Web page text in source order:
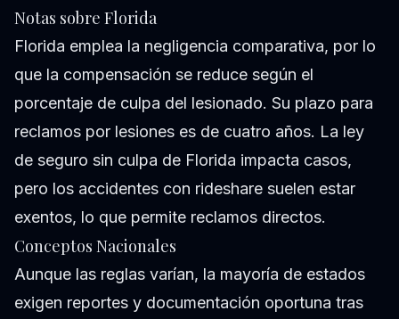
Notas sobre Florida
Florida emplea la negligencia comparativa, por lo
que la compensación se reduce según el
porcentaje de culpa del lesionado. Su plazo para
reclamos por lesiones es de cuatro años. La ley
de seguro sin culpa de Florida impacta casos,
pero los accidentes con rideshare suelen estar
exentos, lo que permite reclamos directos.
Conceptos Nacionales
Aunque las reglas varían, la mayoría de estados
exigen reportes y documentación oportuna tras